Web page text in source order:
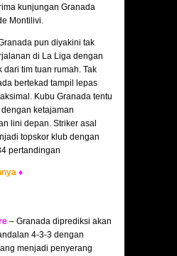
kunjungan Granada
Montilivi.
pun diyakini tak
di La Liga dengan
dari tim tuan rumah. Tak
bertekad tampil lepas
Kubu Granada tentu
ketajaman
lini depan. Striker asal
topskor klub dengan
pertandingan
♦
– Granada diprediksi akan
4-3-3 dengan
menjadi penyerang